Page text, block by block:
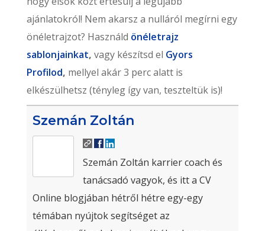
ajánlatokról! Nem akarsz a nulláról megírni egy
önéletrajzot? Használd önéletrajz
sablonjainkat, vagy készítsd el Gyors
Profilod, mellyel akár 3 perc alatt is
elkészülhetsz (tényleg így van, teszteltük is)!
Szemán Zoltán
Szemán Zoltán karrier coach és
tanácsadó vagyok, és itt a CV
Online blogjában hétről hétre egy-egy
témában nyújtok segítséget az